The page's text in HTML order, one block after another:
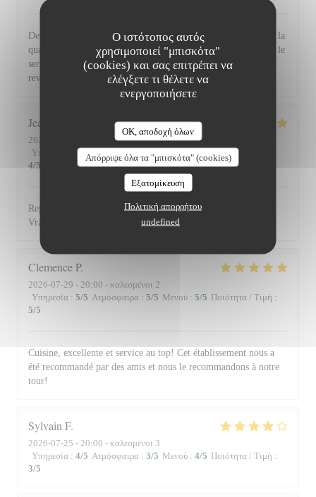
Ο ιστότοπος αυτός
χρησιμοποιεί "μπισκότα"
(cookies) και σας επιτρέπει να
ελέγξετε τι θέλετε να
ενεργοποιήσετε
OK, αποδοχή όλων
Απόρριψε όλα τα "μπισκότα" (cookies)
Εξατομίκευση
Πολιτική απορρήτου
undefined
De l'accueil souriant et chaleureux comme à la maison jusqu'à la
qualité et la présentation de l'assiette (poissons) en passant par le
service du vin, nous avons apprécié ce dîner et souhaitons
revenir. Bravo & merci +++
Jean Louis
2026-07-30
- 13:00 - καλεσμένοι 2
Υπηρεσία
5 /5 Ατμόσφαιρα /5 Μενού : 5 Ποιότητα / Τιμή
4/5
Repas excellent de l’entrée au dessert. Service impeccable.
Vraiment top. Je recommande.
ClemenceP
2026-07-29 - 20:00 - καλεσμένοι 2
Υπηρεσία : 5/5 Ατμόσφαιρα : 5/5 Μενού : 5/5 Ποιότητα / Τιμή :
5/5
Cuisine, excellente et service au top! Cet établissement nous a
été recommandé par des amis et nous le recommandons à notre
tour!
Sylvain F
2026-07-25 - 20:00 - καλεσμένοι 3
Υπηρεσία : 4/5 Ατμόσφαιρα : 3/5 Μενού : 4/5 Ποιότητα / Τιμή :
3/5